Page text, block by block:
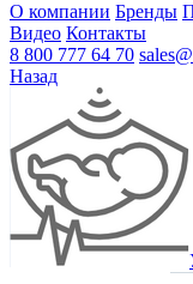
О компании Бренды
Видео Контакты
8 800 777 64 70
Назад